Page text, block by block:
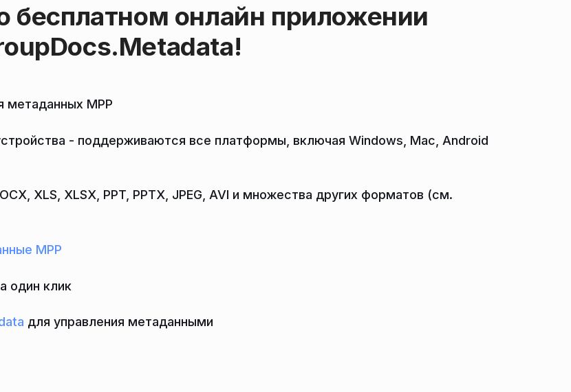
бесплатном онлайн приложении
!
метаданных MPP
- поддерживаются все платформы, включая Windows, Mac, Android
XLS, XLSX, PPT, PPTX, JPEG, AVI и множества других форматов (см.
MPP
один клик
для управления метаданными